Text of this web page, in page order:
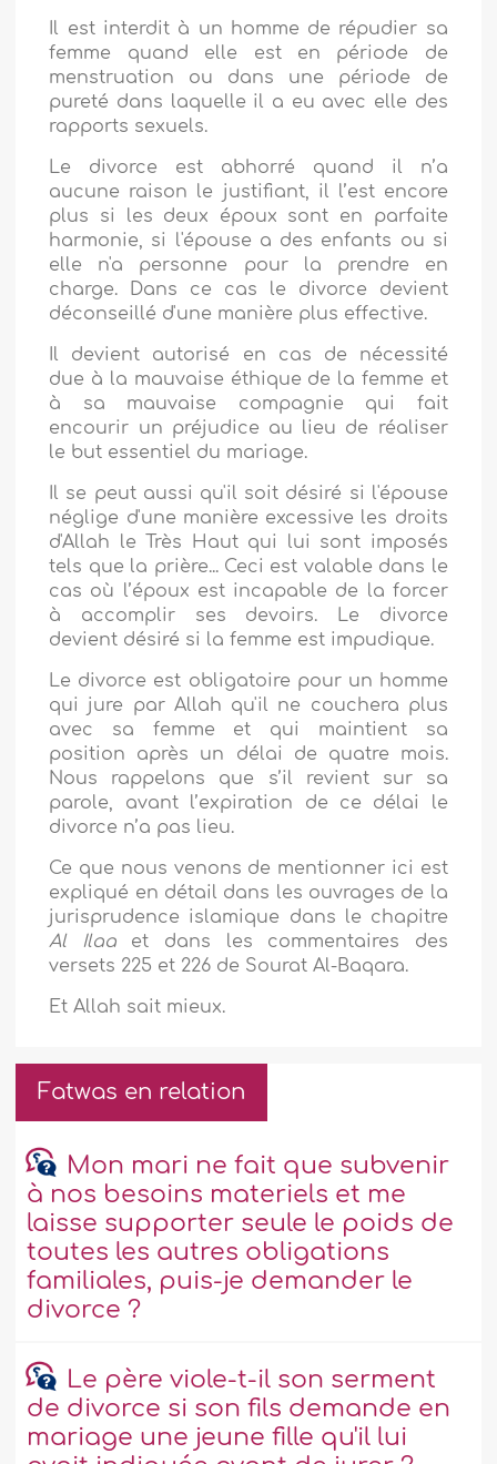
Il est interdit à un homme de répudier sa
femme quand elle est en période de
menstruation ou dans une période de
pureté dans laquelle il a eu avec elle des
rapports sexuels.
Le divorce est abhorré quand il n’a
aucune raison le justifiant, il l’est encore
plus si les deux époux sont en parfaite
harmonie, si l'épouse a des enfants ou si
elle n'a personne pour la prendre en
charge. Dans ce cas le divorce devient
déconseillé d'une manière plus effective.
Il devient autorisé en cas de nécessité
due à la mauvaise éthique de la femme et
à sa mauvaise compagnie qui fait
encourir un préjudice au lieu de réaliser
le but essentiel du mariage.
Il se peut aussi qu'il soit désiré si l'épouse
néglige d'une manière excessive les droits
d'Allah le Très Haut qui lui sont imposés
tels que la prière... Ceci est valable dans le
cas où l’époux est incapable de la forcer
à accomplir ses devoirs. Le divorce
devient désiré si la femme est impudique.
Le divorce est obligatoire pour un homme
qui jure par Allah qu'il ne couchera plus
avec sa femme et qui maintient sa
position après un délai de quatre mois.
Nous rappelons que s’il revient sur sa
parole, avant l’expiration de ce délai le
divorce n’a pas lieu.
Ce que nous venons de mentionner ici est
expliqué en détail dans les ouvrages de la
jurisprudence islamique dans le chapitre
Al Ilaaet dans les commentaires des
versets 225 et 226 de Sourat Al-Baqara.
Et Allah sait mieux.
Fatwas en relation
Mon mari ne fait que subvenir
à nos besoins materiels et me
laisse supporter seule le poids de
toutes les autres obligations
familiales, puis-je demander le
divorce ?
Le père viole-t-il son serment
de divorce si son fils demande en
mariage une jeune fille qu'il lui